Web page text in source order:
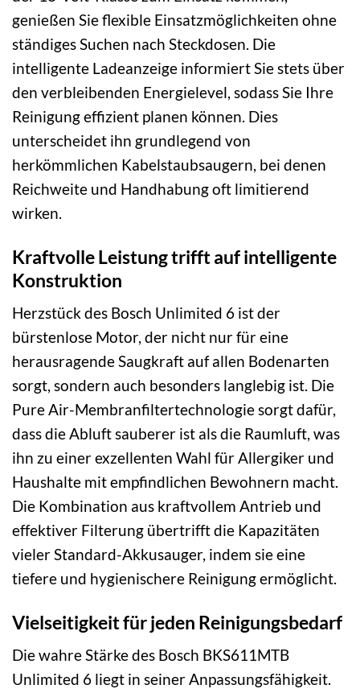
genießen Sie flexible Einsatzmöglichkeiten ohne
ständiges Suchen nach Steckdosen. Die
intelligente Ladeanzeige informiert Sie stets über
den verbleibenden Energielevel, sodass Sie Ihre
Reinigung effizient planen können. Dies
unterscheidet ihn grundlegend von
herkömmlichen Kabelstaubsaugern, bei denen
Reichweite und Handhabung oft limitierend
wirken.
Kraftvolle Leistung trifft auf intelligente
Konstruktion
Herzstück des Bosch Unlimited 6 ist der
bürstenlose Motor, der nicht nur für eine
herausragende Saugkraft auf allen Bodenarten
sorgt, sondern auch besonders langlebig ist. Die
Pure Air-Membranfiltertechnologie sorgt dafür,
dass die Abluft sauberer ist als die Raumluft, was
ihn zu einer exzellenten Wahl für Allergiker und
Haushalte mit empfindlichen Bewohnern macht.
Die Kombination aus kraftvollem Antrieb und
effektiver Filterung übertrifft die Kapazitäten
vieler Standard-Akkusauger, indem sie eine
tiefere und hygienischere Reinigung ermöglicht.
Vielseitigkeit für jeden Reinigungsbedarf
Die wahre Stärke des Bosch BKS611MTB
Unlimited 6 liegt in seiner Anpassungsfähigkeit.